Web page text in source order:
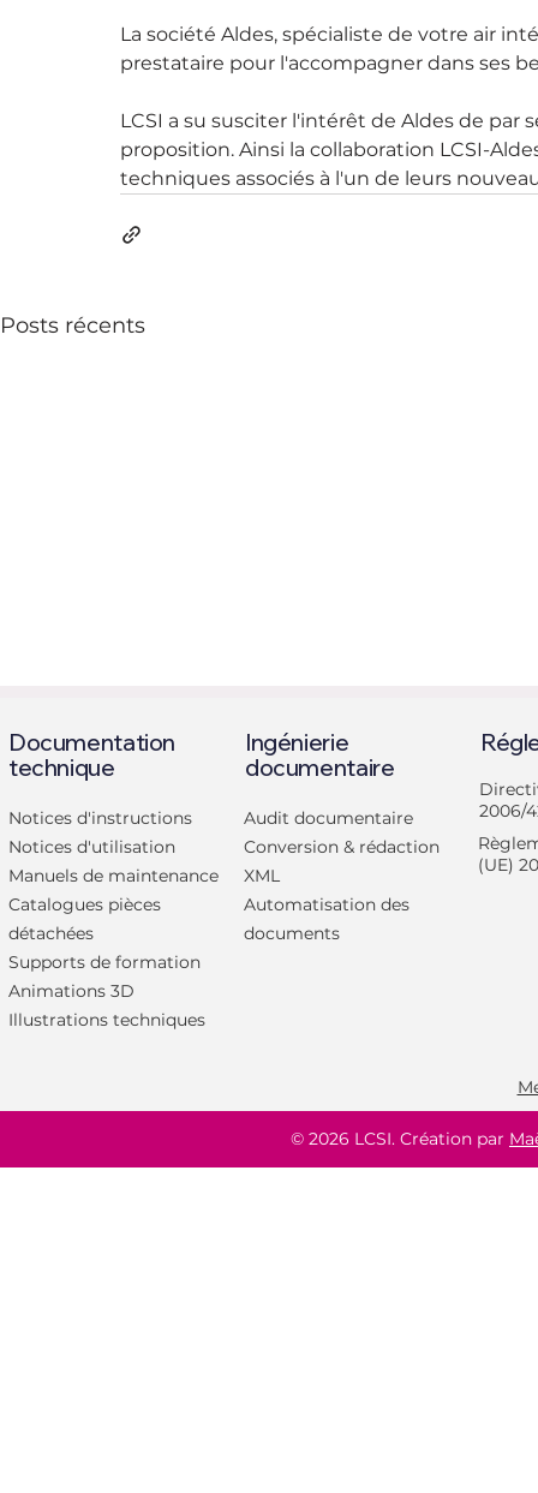
La société Aldes, spécialiste de votre air
prestataire pour l'accompagner dans ses
LCSI a su susciter l'intérêt de Aldes de
proposition. Ainsi la collaboration LCSI-
techniques associés à l'un de leurs
Posts récents
Retour des salons :
Rendez-vous à Global
Industrie 2023 !
Documentation
technique
Notices d'instructions
Notices d'utilisation
Manuels de maintenance
Catalogues pièces
détachées
Supports de formation
Animations 3D
Illustrations techniques
Ingénierie
documentaire
Audit documentaire
Conversion & rédaction
XML
Automatisation des
documents
2006/
(UE)
© 2026 LCSI. Création par